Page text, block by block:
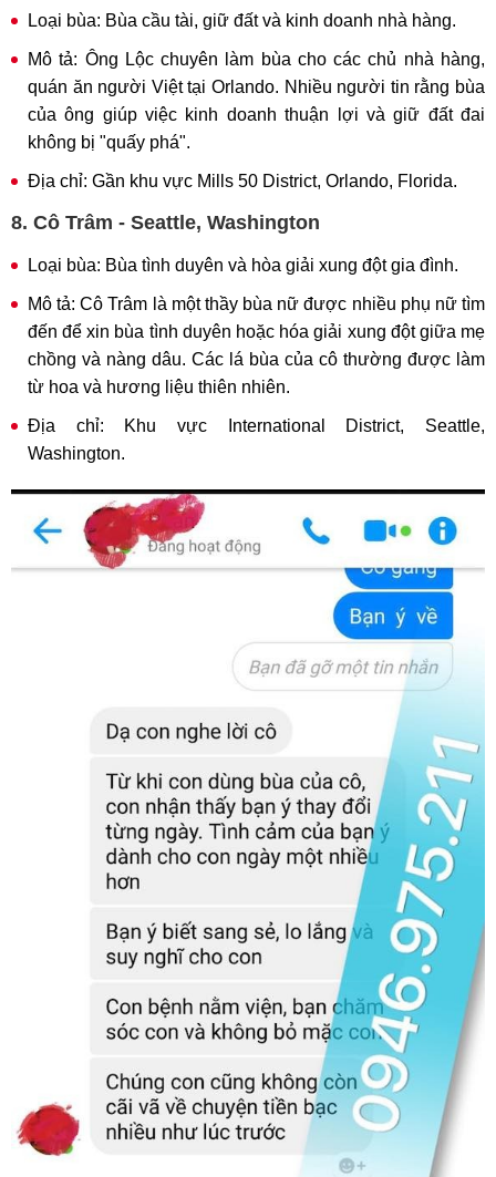
Loại bùa: Bùa cầu tài, giữ đất và kinh doanh nhà hàng.
Mô tả: Ông Lộc chuyên làm bùa cho các chủ nhà hàng,
quán ăn người Việt tại Orlando. Nhiều người tin rằng bùa
của ông giúp việc kinh doanh thuận lợi và giữ đất đai
không bị "quấy phá".
Địa chỉ: Gần khu vực Mills 50 District, Orlando, Florida.
8. Cô Trâm - Seattle, Washington
Loại bùa: Bùa tình duyên và hòa giải xung đột gia đình.
Mô tả: Cô Trâm là một thầy bùa nữ được nhiều phụ nữ tìm
đến để xin bùa tình duyên hoặc hóa giải xung đột giữa mẹ
chồng và nàng dâu. Các lá bùa của cô thường được làm
từ hoa và hương liệu thiên nhiên.
Địa chỉ: Khu vực International District, Seattle,
Washington.